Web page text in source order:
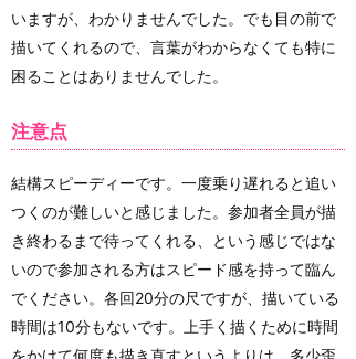
いますが、わかりませんでした。でも目の前で
描いてくれるので、言葉がわからなくても特に
困ることはありませんでした。
注意点
結構スピーディーです。一度乗り遅れると追い
つくのが難しいと感じました。参加者全員が描
き終わるまで待ってくれる、という感じではな
いので参加される方はスピード感を持って臨ん
でください。各回20分の尺ですが、描いている
時間は10分もないです。上手く描くために時間
をかけて何度も描き直すというよりは、多少歪